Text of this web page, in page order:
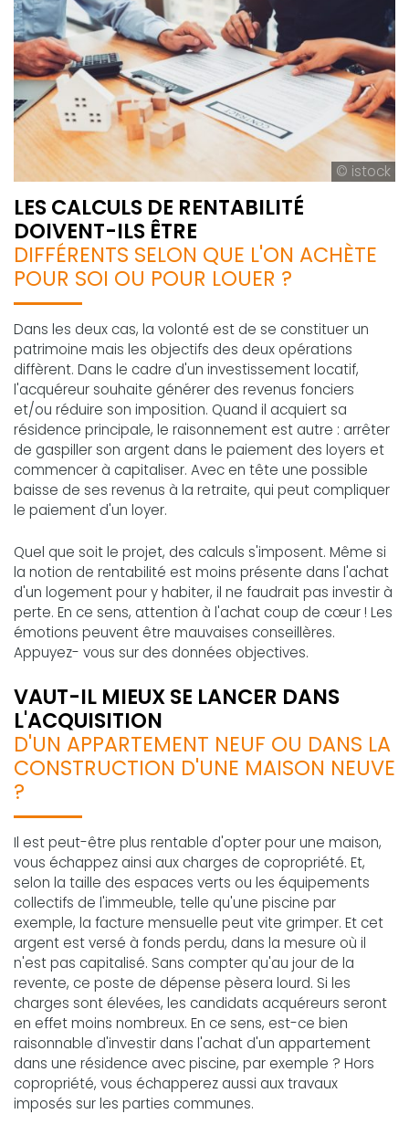
© istock
LES CALCULS DE RENTABILITÉ
DOIVENT-ILS ÊTRE
DIFFÉRENTS SELON QUE L'ON ACHÈTE
POUR SOI OU POUR LOUER ?
Dans les deux cas, la volonté est de se constituer un
patrimoine mais les objectifs des deux opérations
diffèrent. Dans le cadre d'un investissement locatif,
l'acquéreur souhaite générer des revenus fonciers
et/ou réduire son imposition. Quand il acquiert sa
résidence principale, le raisonnement est autre : arrêter
de gaspiller son argent dans le paiement des loyers et
commencer à capitaliser. Avec en tête une possible
baisse de ses revenus à la retraite, qui peut compliquer
le paiement d'un loyer.
Quel que soit le projet, des calculs s'imposent. Même si
la notion de rentabilité est moins présente dans l'achat
d'un logement pour y habiter, il ne faudrait pas investir à
perte. En ce sens, attention à l'achat coup de cœur ! Les
émotions peuvent être mauvaises conseillères.
Appuyez- vous sur des données objectives.
VAUT-IL MIEUX SE LANCER DANS
L'ACQUISITION
D'UN APPARTEMENT NEUF OU DANS LA
CONSTRUCTION D'UNE MAISON NEUVE
?
Il est peut-être plus rentable d'opter pour une maison,
vous échappez ainsi aux charges de copropriété. Et,
selon la taille des espaces verts ou les équipements
collectifs de l'immeuble, telle qu'une piscine par
exemple, la facture mensuelle peut vite grimper. Et cet
argent est versé à fonds perdu, dans la mesure où il
n'est pas capitalisé. Sans compter qu'au jour de la
revente, ce poste de dépense pèsera lourd. Si les
charges sont élevées, les candidats acquéreurs seront
en effet moins nombreux. En ce sens, est-ce bien
raisonnable d'investir dans l'achat d'un appartement
dans une résidence avec piscine, par exemple ? Hors
copropriété, vous échapperez aussi aux travaux
imposés sur les parties communes.